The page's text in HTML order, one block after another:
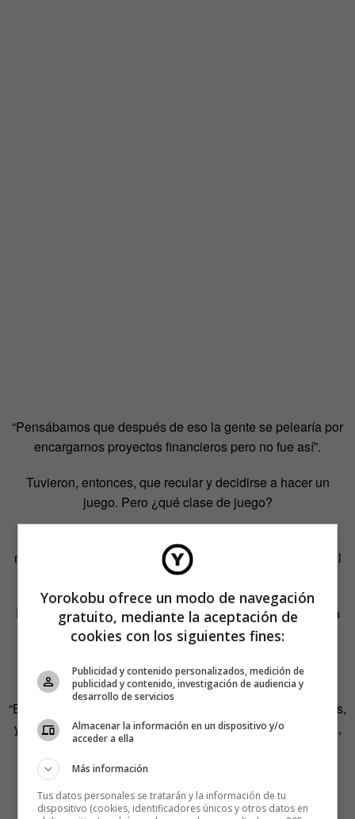
“Pensábamos que después de eso la gente se pelearía por
encargarnos proyectos financieros pero no fue así”.
Tuvieron, entonces, que recular y decidirse a hacer un
juego. Pero ¿qué clase de juego?
mundo de hoy es lo social. Y puede haber algo más social
que el lenguaje que es lo que nos permite relacionarlos”.
Pero, por lo visto, los americanos ya habían llegado a esa
misma conclusión mucho antes. Más o menos, unos 70
primeras partidas de Scrabble…
“El mercado norteamericano era una quimera para nosotros,
y por eso nos decidimos a lanzar Apalabrados en España,
uno de los mercados con mayor penetración de
smartphones y con una lengua que hablan millones de
personas en todo el mundo”.
Yorokobu ofrece un modo de navegación
gratuito, mediante la aceptación de
cookies con los siguientes fines:
Publicidad y contenido personalizados, medición de
publicidad y contenido, investigación de audiencia y
desarrollo de servicios
Almacenar la información en un dispositivo y/o
acceder a ella
Más información
Tus datos personales se tratarán y la información de tu
dispositivo (cookies, identificadores únicos y otros datos en